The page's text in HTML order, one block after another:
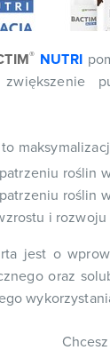
® NUTRI
to
roślin
roślin
i rozwoju
jest o
oraz